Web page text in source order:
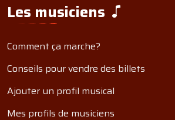
Les musiciens
Comment ça marche?
Conseils pour vendre des billets
Ajouter un profil musical
Mes profils de musiciens